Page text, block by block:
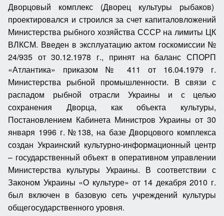
Дворцовый комплекс (Дворец культуры рыбаков)
проектировался и строился за счет капиталовложений
Министерства рыбного хозяйства СССР на лимиты ЦК
ВЛКСМ. Введен в эксплуатацию актом госкомиссии №
24/935 от 30.12.1978 г., принят на баланс СПОРП
«Атлантика» приказом № 411 от 16.04.1979 г.
Министерства рыбной промышленности. В связи с
распадом рыбной отрасли Украины и с целью
сохранения Дворца, как объекта культуры,
Постановлением Кабинета Министров Украины от 30
января 1996 г. №138, на базе Дворцового комплекса
создан Украинский культурно-информационный центр
– государственный объект в оперативном управлении
Министерства культуры Украины. В соответствии с
Законом Украины «О культуре» от 14 декабря 2010 г.
был включен в базовую сеть учреждений культуры
общегосударственного уровня.